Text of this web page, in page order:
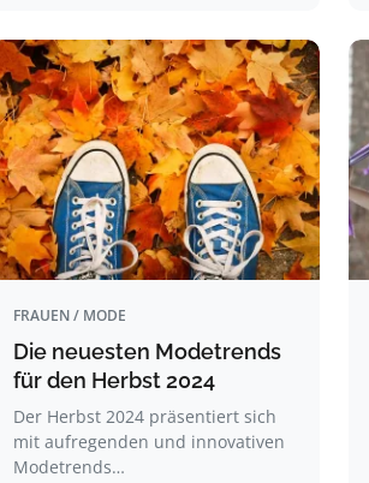
FRAUEN / MODE
Die neuesten Modetrends
für den Herbst 2024
Der Herbst 2024 präsentiert sich
mit aufregenden und innovativen
Modetrends…